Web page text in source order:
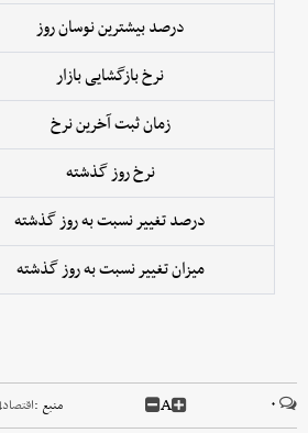
درصد بیشترین نوسان روز
نرخ بازگشایی بازار
زمان ثبت آخرین نرخ
نرخ روز گذشته
درصد تغییر نسبت به روز گذشته
میزان تغییر نسبت به روز گذشته
۰ A منبع :اقتصاد24